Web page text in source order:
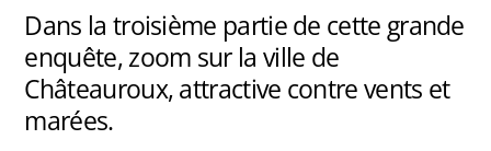
Dans la troisième partie de cette grande
enquête, zoom sur la ville de
Châteauroux, attractive contre vents et
marées.